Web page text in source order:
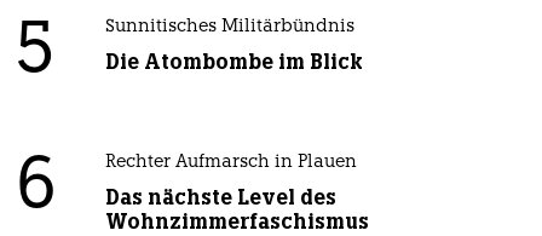
5 Sunnitisches Militärbündnis
Die Atombombe im Blick
6 Rechter Aufmarsch in Plauen
Das nächste Level des
Wohnzimmerfaschismus